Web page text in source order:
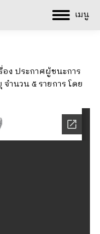
เมนู
ง ประกาศผู้ชนะการ
ำนวน ๕ รายการ โดย